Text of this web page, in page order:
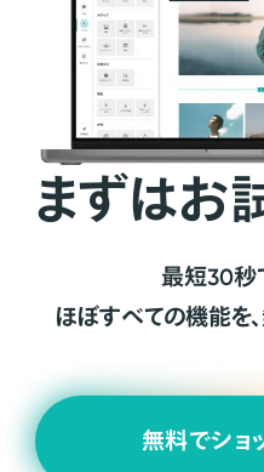
まずはお
最短30秒
ほぼすべての機能を
無料でショ